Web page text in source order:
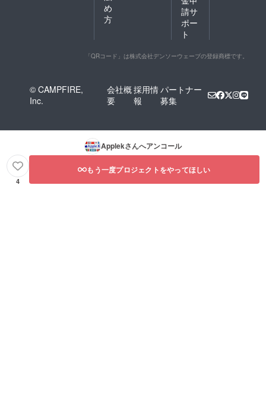
め
方
請サ
ポー
ト
「QRコード」は株式会社デンソーウェーブの登録商標です。
© CAMPFIRE,
Inc.
会社概
要
採用情
報
パートナー
募集
Applekさんへアンコール
4
もう一度プロジェクトをやってほしい